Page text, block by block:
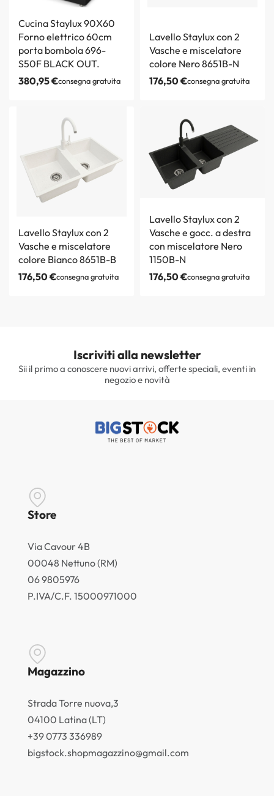
Cucina Staylux 90X60
Forno elettrico 60cm
porta bombola 696-
S50F BLACK OUT.
380,95€consegna gratuita
Lavello Staylux con 2
Vasche e miscelatore
colore Nero 8651B-N
176,50€consegna gratuita
Lavello Staylux con 2
Vasche e miscelatore
colore Bianco 8651B-B
176,50€consegna gratuita
Lavello Staylux con 2
Vasche e gocc. a destra
con miscelatore Nero
1150B-N
176,50€consegna gratuita
Iscriviti alla newsletter
Sii il primo a conoscere nuovi arrivi, offerte speciali, eventi in
negozio e novità
Store
Via Cavour 4B
00048 Nettuno (RM)
06 9805976
P.IVA/C.F. 15000971000
Magazzino
Strada Torre nuova,3
04100 Latina (LT)
+39 0773 336989
bigstock.shopmagazzino@gmail.com